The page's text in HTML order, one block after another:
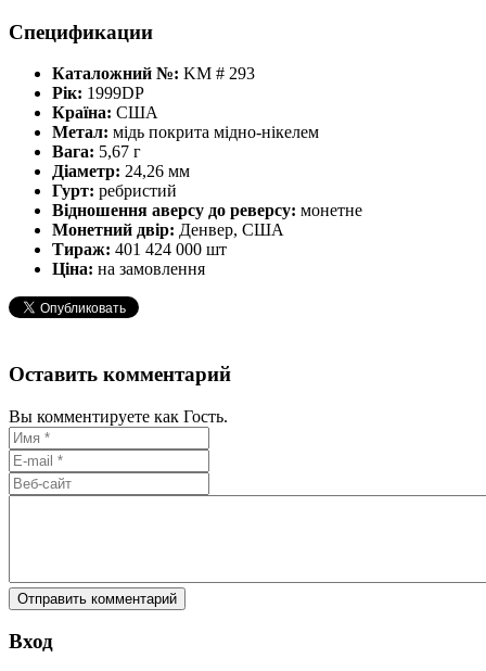
Спецификации
Каталожний №: KM # 293
Рік: 1999DP
Країна: США
Метал: мідь покрита мідно-нікелем
Вага: 5,67 г
Діаметр: 24,26 мм
Гурт: ребристий
Відношення аверсу до реверсу: монетне
Монетний двір: Денвер, США
Тираж: 401 424 000 шт
Ціна: на замовлення
Оставить комментарий
Вы комментируете как Гость.
Вход